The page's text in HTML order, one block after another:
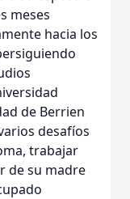
meses
hacia los
de Berrien
desafíos
trabajar
de su madre